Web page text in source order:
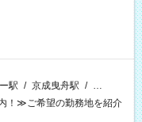
駅 / 京成曳舟駅 / …
！≫ご希望の勤務地を紹介